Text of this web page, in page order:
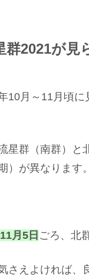
群2021が見
10月～11月頃
星群（南群）と
）が異なります。
月5日 ごろ、北
さえよければ、